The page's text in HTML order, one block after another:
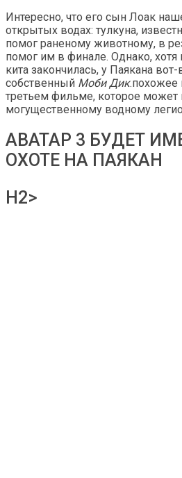
Интересно, что его сын Лоак
открытых водах: тулкуна,
помог раненому животному, в
помог им в финале. Однако, хотя
кита закончилась, у Паякана вот-
собственный Моби Дик.похожее
третьем фильме, которое
могущественному водному
АВАТАР 3 БУДЕТ
ОХОТЕ НА ПАЯКАН
H2>